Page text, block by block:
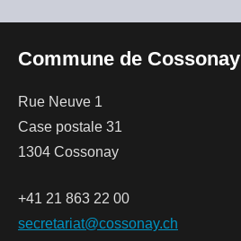
Commune de Cossonay
Rue Neuve 1
Case postale 31
1304 Cossonay
+41 21 863 22 00
secretariat@cossonay.ch